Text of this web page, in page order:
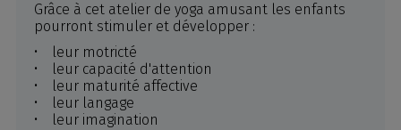
Grâce à cet atelier de yoga amusant les enfants
pourront stimuler et développer :
leur motricté
leur capacité d'attention
leur maturité affective
leur langage
leur imagination